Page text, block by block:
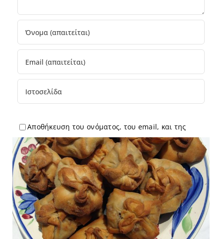
Αποθήκευση του ονόματος, του email, και της
ιστοσελίδας στον browser μέχρι την επόμενη φορά
που θα σχολιάσω.